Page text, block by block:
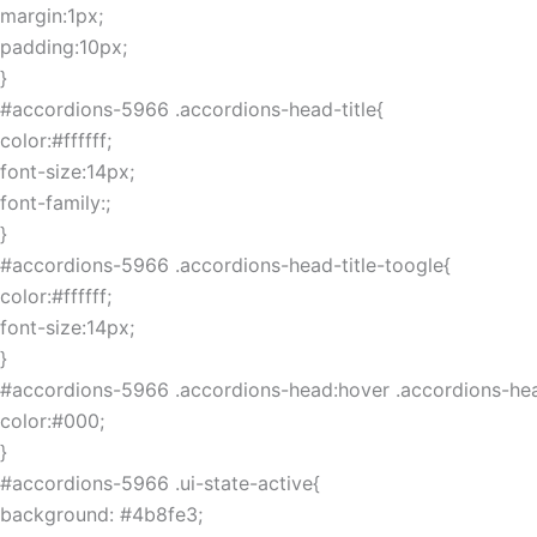
margin:1px;
padding:10px;
}
#accordions-5966 .accordions-head-title{
color:#ffffff;
font-size:14px;
font-family:;
}
#accordions-5966 .accordions-head-title-toogle{
color:#ffffff;
font-size:14px;
}
#accordions-5966 .accordions-head:hover .accordions-
color:#000;
}
#accordions-5966 .ui-state-active{
background: #4b8fe3;